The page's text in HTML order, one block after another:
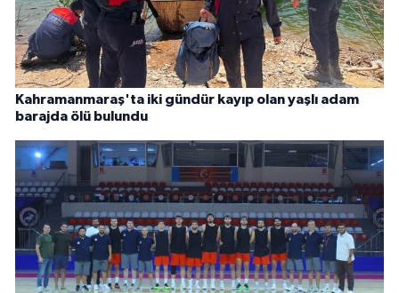
Kahramanmaraş'ta iki gündür kayıp olan yaşlı adam
barajda ölü bulundu